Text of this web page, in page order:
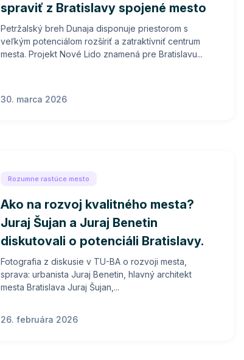
spraviť z Bratislavy spojené mesto
Petržalský breh Dunaja disponuje priestorom s
veľkým potenciálom rozšíriť a zatraktívniť centrum
mesta. Projekt Nové Lido znamená pre Bratislavu...
30. marca 2026
Rozumne rastúce mesto
Ako na rozvoj kvalitného mesta?
Juraj Šujan a Juraj Benetin
diskutovali o potenciáli Bratislavy.
Fotografia z diskusie v TU-BA o rozvoji mesta,
sprava: urbanista Juraj Benetin, hlavný architekt
mesta Bratislava Juraj Šujan,...
26. februára 2026